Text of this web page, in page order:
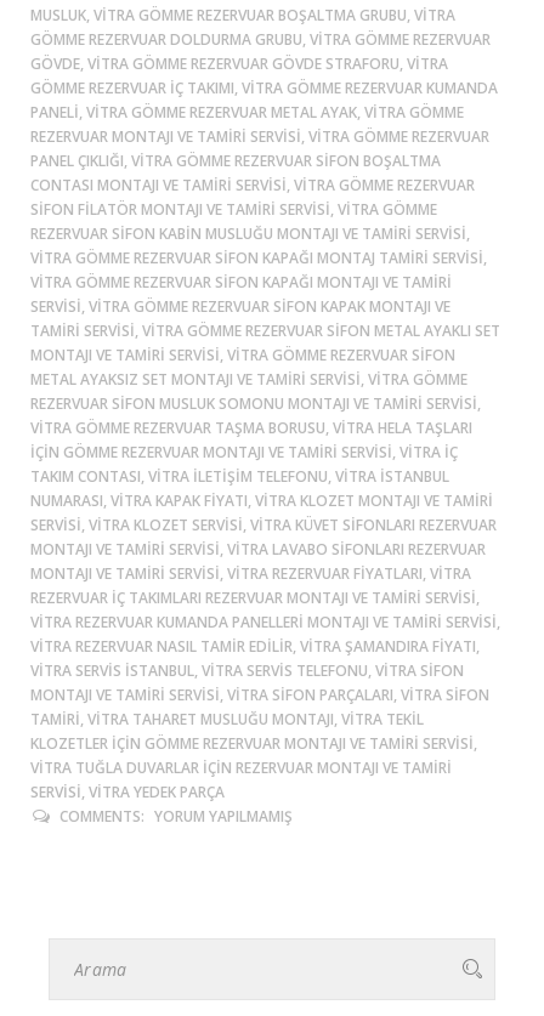
MUSLUK, VITRA GÖMME REZERVUAR BOŞALTMA GRUBU, VITRA
GÖMME REZERVUAR DOLDURMA GRUBU, VITRA GÖMME REZERVUAR
GÖVDE, VITRA GÖMME REZERVUAR GÖVDE STRAFORU, VITRA
GÖMME REZERVUAR IÇ TAKIMI, VITRA GÖMME REZERVUAR KUMANDA
PANELI, VITRA GÖMME REZERVUAR METAL AYAK, VITRA GÖMME
REZERVUAR MONTAJI VE TAMIRI SERVISI, VITRA GÖMME REZERVUAR
PANEL ÇIKLIĞI, VITRA GÖMME REZERVUAR SIFON BOŞALTMA
CONTASI MONTAJI VE TAMIRI SERVISI, VITRA GÖMME REZERVUAR
SIFON FILATÖR MONTAJI VE TAMIRI SERVISI, VITRA GÖMME
REZERVUAR SIFON KABIN MUSLUĞU MONTAJI VE TAMIRI SERVISI,
VITRA GÖMME REZERVUAR SIFON KAPAĞI MONTAJ TAMIRI SERVISI,
VITRA GÖMME REZERVUAR SIFON KAPAĞI MONTAJI VE TAMIRI
SERVISI, VITRA GÖMME REZERVUAR SIFON KAPAK MONTAJI VE
TAMIRI SERVISI, VITRA GÖMME REZERVUAR SIFON METAL AYAKLI SET
MONTAJI VE TAMIRI SERVISI, VITRA GÖMME REZERVUAR SIFON
METAL AYAKSIZ SET MONTAJI VE TAMIRI SERVISI, VITRA GÖMME
REZERVUAR SIFON MUSLUK SOMONU MONTAJI VE TAMIRI SERVISI,
VITRA GÖMME REZERVUAR TAŞMA BORUSU, VITRA HELA TAŞLARI
IÇIN GÖMME REZERVUAR MONTAJI VE TAMIRI SERVISI, VITRA IÇ
TAKIM CONTASI, VITRA ILETIŞIM TELEFONU, VITRA ISTANBUL
NUMARASI, VITRA KAPAK FIYATI, VITRA KLOZET MONTAJI VE TAMIRI
SERVISI, VITRA KLOZET SERVISI, VITRA KÜVET SIFONLARI REZERVUAR
MONTAJI VE TAMIRI SERVISI, VITRA LAVABO SIFONLARI REZERVUAR
MONTAJI VE TAMIRI SERVISI, VITRA REZERVUAR FIYATLARI, VITRA
REZERVUAR IÇ TAKIMLARI REZERVUAR MONTAJI VE TAMIRI SERVISI,
VITRA REZERVUAR KUMANDA PANELLERI MONTAJI VE TAMIRI SERVISI,
VITRA REZERVUAR NASIL TAMIR EDILIR, VITRA ŞAMANDIRA FIYATI,
VITRA SERVIS ISTANBUL, VITRA SERVIS TELEFONU, VITRA SIFON
MONTAJI VE TAMIRI SERVISI, VITRA SIFON PARÇALARI, VITRA SIFON
TAMIRI, VITRA TAHARET MUSLUĞU MONTAJI, VITRA TEKIL
KLOZETLER IÇIN GÖMME REZERVUAR MONTAJI VE TAMIRI SERVISI,
VITRA TUĞLA DUVARLAR IÇIN REZERVUAR MONTAJI VE TAMIRI
SERVISI, VITRA YEDEK PARÇA
COMMENTS: YORUM YAPILMAMIŞ